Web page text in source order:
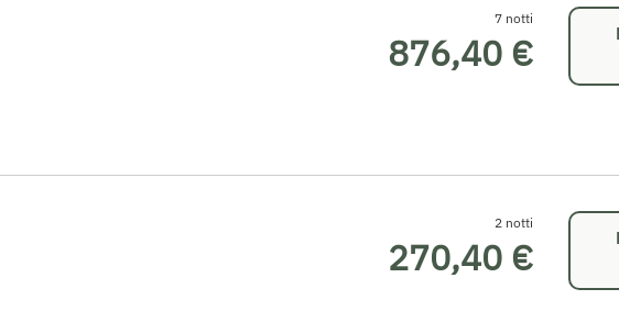
7 notti
876,40 €
2 notti
270,40 €